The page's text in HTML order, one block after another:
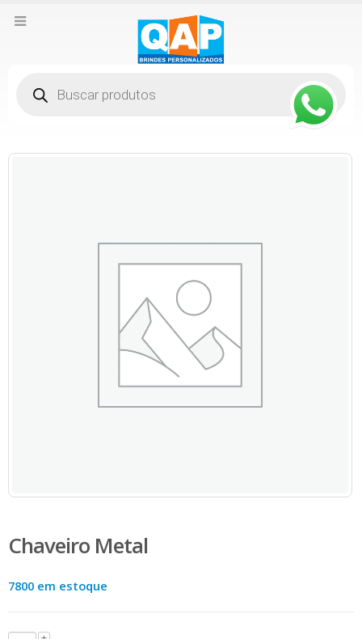
produtos
Chaveiro Metal
7800 em estoque